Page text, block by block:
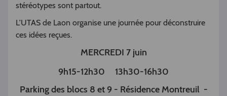
stéréotypes sont partout.
L'UTAS de Laon organise une journée pour déconstruire
ces idées reçues.
MERCREDI 7 juin
9h15-12h30 13h30-16h30
Parking des blocs 8 et 9 - Résidence Montreuil -